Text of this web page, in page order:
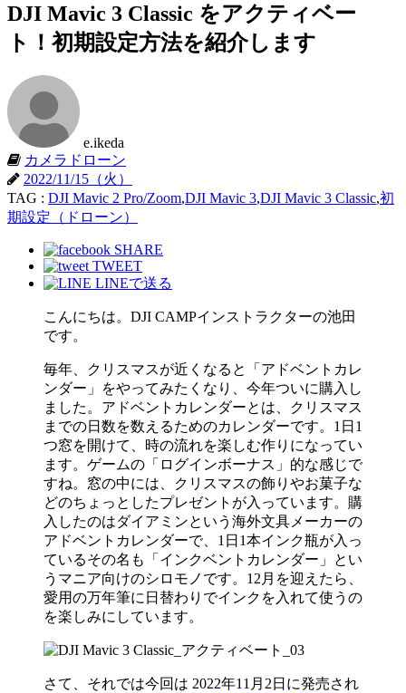
DJI Mavic 3 Classic をアクティベー
ト！初期設定方法を紹介します
e.ikeda
カメラドローン
2022/11/15（火）
TAG : DJI Mavic 2 Pro/Zoom,DJI Mavic 3,DJI Mavic 3 Classic,初
期設定（ドローン）
SHARE
TWEET
LINEで送る
こんにちは。DJI CAMPインストラクターの池田
です。
毎年、クリスマスが近くなると「アドベントカレ
ンダー」をやってみたくなり、今年ついに購入し
ました。アドベントカレンダーとは、クリスマス
までの日数を数えるためのカレンダーです。1日1
つ窓を開けて、時の流れを楽しむ作りになってい
ます。ゲームの「ログインボーナス」的な感じで
すね。窓の中には、クリスマスの飾りやお菓子な
どのちょっとしたプレゼントが入っています。購
入したのはダイアミンという海外文具メーカーの
アドベントカレンダーで、1日1本インク瓶が入っ
ているその名も「インクベントカレンダー」とい
うマニア向けのシロモノです。12月を迎えたら、
愛用の万年筆に日替わりでインクを入れて使うの
を楽しみにしています。
さて、それでは今回は 2022年11月2日に発売され